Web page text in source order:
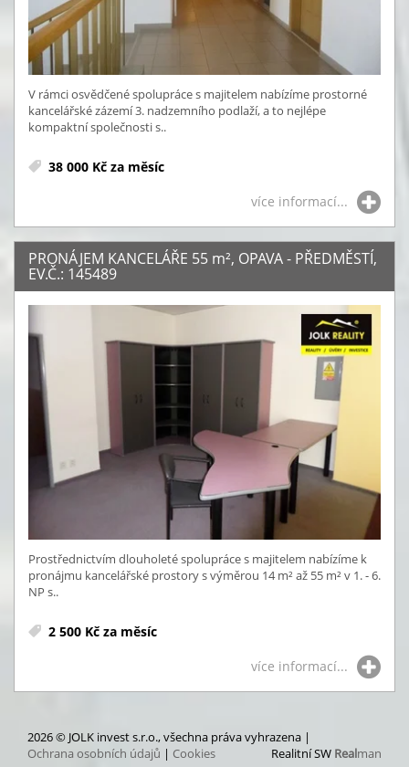
V rámci osvědčené spolupráce s majitelem nabízíme prostorné
kancelářské zázemí 3. nadzemního podlaží, a to nejlépe
kompaktní společnosti s..
38 000 Kč za měsíc
více informací...
PRONÁJEM KANCELÁŘE 55 m², OPAVA - PŘEDMĚSTÍ,
EV.Č.: 145489
Prostřednictvím dlouholeté spolupráce s majitelem nabízíme k
pronájmu kancelářské prostory s výměrou 14 m² až 55 m² v 1. - 6.
NP s..
2 500 Kč za měsíc
více informací...
2026 © JOLK invest s.r.o., všechna práva vyhrazena |
Ochrana osobních údajů | Cookies Realitní SW Realman